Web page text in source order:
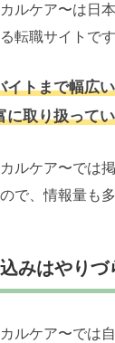
ルケア〜は日
転職サイトです
イトまで幅広
に取り扱って
ルケア〜では
で、情報量も
みはやりづ
ルケア〜では